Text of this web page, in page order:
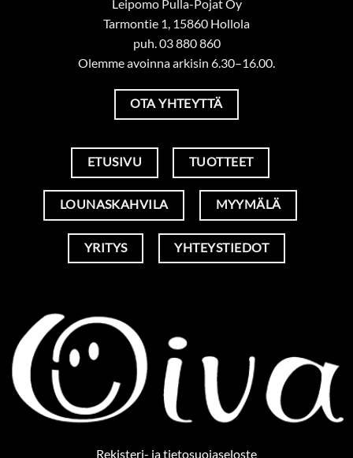
Leipomo Pulla-Pojat Oy
Tarmontie 1, 15860 Hollola
puh. 03 880 860
Olemme avoinna arkisin 6.30–16.00.
OTA YHTEYTTÄ
ETUSIVU TUOTTEET
LOUNASKAHVILA MYYMÄLÄ
YRITYS YHTEYSTIEDOT
Rekisteri- ja tietosuojaseloste